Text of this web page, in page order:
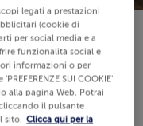
legati a prestazioni
(cookie di
per social media e a
funzionalità social e
informazioni o per
SUI COOKIE'
alla pagina Web. Potrai
il pulsante
sito. Clicca qui per la